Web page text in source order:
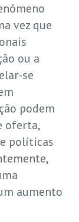
vez que
ou a
se
podem
oferta,
políticas
aumento